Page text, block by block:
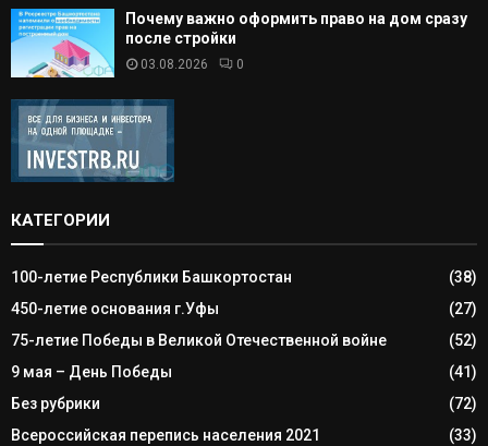
Почему важно оформить право на дом сразу
после стройки
03.08.2026 0
КАТЕГОРИИ
100-летие Республики Башкортостан
(38)
450-летие основания г.Уфы
(27)
75-летие Победы в Великой Отечественной войне
(52)
9 мая – День Победы
(41)
Без рубрики
(72)
Всероссийская перепись населения 2021
(33)